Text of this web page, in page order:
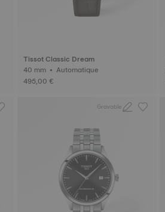
Tissot Classic Dream
40 mm • Automatique
495,00 €
Gravable